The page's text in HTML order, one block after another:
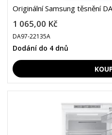
Originální Samsung těsnění
1 065,00 Kč
DA97-22135A
Dodání do 4 dnů